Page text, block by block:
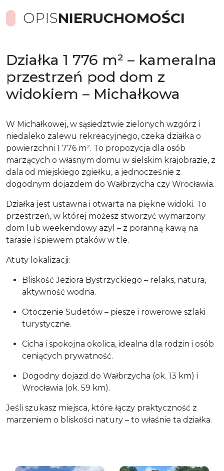
OPISNIERUCHOMOŚCI
Działka 1 776 m² – kameralna
przestrzeń pod dom z
widokiem – Michałkowa
W Michałkowej, w sąsiedztwie zielonych wzgórz i
niedaleko zalewu rekreacyjnego, czeka działka o
powierzchni 1 776 m². To propozycja dla osób
marzących o własnym domu w sielskim krajobrazie, z
dala od miejskiego zgiełku, a jednocześnie z
dogodnym dojazdem do Wałbrzycha czy Wrocławia.
Działka jest ustawna i otwarta na piękne widoki. To
przestrzeń, w której możesz stworzyć wymarzony
dom lub weekendowy azyl – z poranną kawą na
tarasie i śpiewem ptaków w tle.
Atuty lokalizacji:
Bliskość Jeziora Bystrzyckiego – relaks, natura,
aktywność wodna.
Otoczenie Sudetów – piesze i rowerowe szlaki
turystyczne.
Cicha i spokojna okolica, idealna dla rodzin i osób
ceniących prywatność.
Dogodny dojazd do Wałbrzycha (ok. 13 km) i
Wrocławia (ok. 59 km).
Jeśli szukasz miejsca, które łączy praktyczność z
marzeniem o bliskości natury – to właśnie ta działka.